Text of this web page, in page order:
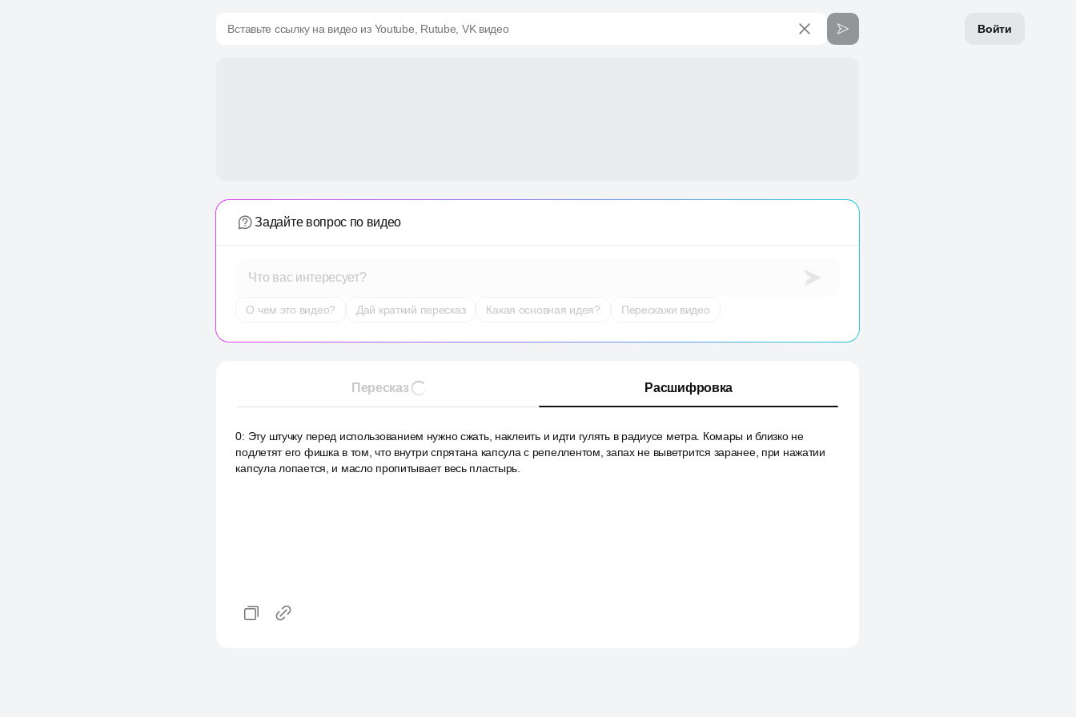
Войти
Вставьте ссылку на видео из Youtube, Rutube, VK видео
Задайте вопрос по видео
Что вас интересует?
О чем это видео? Дай краткий пересказ Какая основная идея? Перескажи видео
Пересказ Расшифровка
0: Эту штучку перед использованием нужно сжать, наклеить и идти гулять в радиусе метра. Комары и близко не
подлетят его фишка в том, что внутри спрятана капсула с репеллентом, запах не выветрится заранее, при нажатии
капсула лопается, и масло пропитывает весь пластырь.